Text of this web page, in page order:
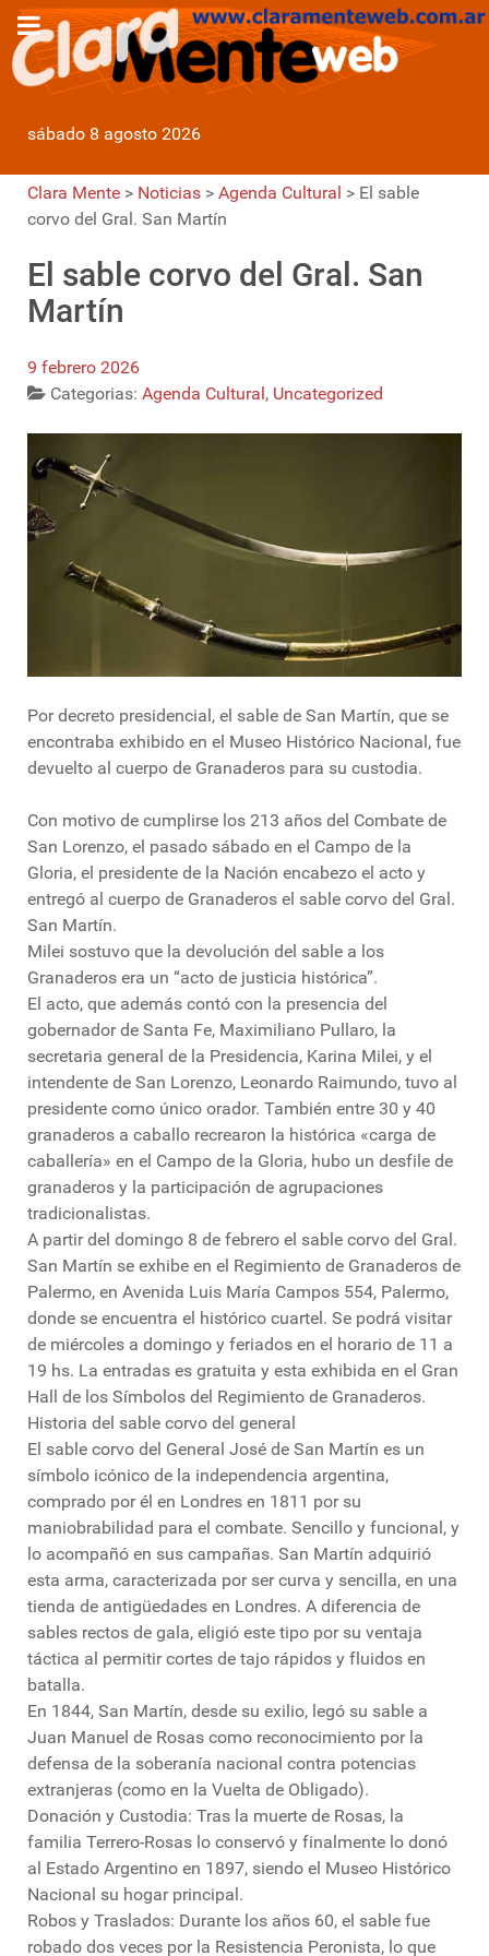
sábado 8 agosto 2026
Clara Mente > Noticias > Agenda Cultural > El sable
corvo del Gral. San Martín
El sable corvo del Gral. San
Martín
9 febrero 2026
Categorias: Agenda Cultural , Uncategorized
Por decreto presidencial, el sable de San Martín, que se
encontraba exhibido en el Museo Histórico Nacional, fue
devuelto al cuerpo de Granaderos para su custodia.
Con motivo de cumplirse los 213 años del Combate de
San Lorenzo, el pasado sábado en el Campo de la
Gloria, el presidente de la Nación encabezo el acto y
entregó al cuerpo de Granaderos el sable corvo del Gral.
San Martín.
Milei sostuvo que la devolución del sable a los
Granaderos era un “acto de justicia histórica”.
El acto, que además contó con la presencia del
gobernador de Santa Fe, Maximiliano Pullaro, la
secretaria general de la Presidencia, Karina Milei, y el
intendente de San Lorenzo, Leonardo Raimundo, tuvo al
presidente como único orador. También entre 30 y 40
granaderos a caballo recrearon la histórica «carga de
caballería» en el Campo de la Gloria, hubo un desfile de
granaderos y la participación de agrupaciones
tradicionalistas.
A partir del domingo 8 de febrero el sable corvo del Gral.
San Martín se exhibe en el Regimiento de Granaderos de
Palermo, en Avenida Luis María Campos 554, Palermo,
donde se encuentra el histórico cuartel. Se podrá visitar
de miércoles a domingo y feriados en el horario de 11 a
19 hs. La entradas es gratuita y esta exhibida en el Gran
Hall de los Símbolos del Regimiento de Granaderos.
Historia del sable corvo del general
El sable corvo del General José de San Martín es un
símbolo icónico de la independencia argentina,
comprado por él en Londres en 1811 por su
maniobrabilidad para el combate. Sencillo y funcional, y
lo acompañó en sus campañas. San Martín adquirió
esta arma, caracterizada por ser curva y sencilla, en una
tienda de antigüedades en Londres. A diferencia de
sables rectos de gala, eligió este tipo por su ventaja
táctica al permitir cortes de tajo rápidos y fluidos en
batalla.
En 1844, San Martín, desde su exilio, legó su sable a
Juan Manuel de Rosas como reconocimiento por la
defensa de la soberanía nacional contra potencias
extranjeras (como en la Vuelta de Obligado).
Donación y Custodia: Tras la muerte de Rosas, la
familia Terrero-Rosas lo conservó y finalmente lo donó
al Estado Argentino en 1897, siendo el Museo Histórico
Nacional su hogar principal.
Robos y Traslados: Durante los años 60, el sable fue
robado dos veces por la Resistencia Peronista, lo que